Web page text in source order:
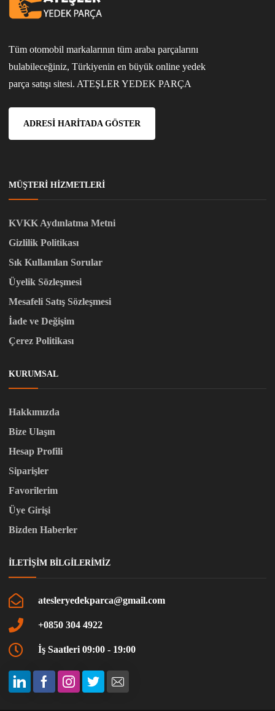
Tüm otomobil markalarının tüm araba parçalarını
bulabileceğiniz, Türkiyenin en büyük online yedek
parça satışı sitesi. ATEŞLER YEDEK PARÇA
ADRESI HARITADA GÖSTER
MÜŞTERI HIZMETLERI
KVKK Aydınlatma Metni
Gizlilik Politikası
Sık Kullanılan Sorular
Üyelik Sözleşmesi
Mesafeli Satış Sözleşmesi
İade ve Değişim
Çerez Politikası
KURUMSAL
Hakkımızda
Bize Ulaşın
Hesap Profili
Siparişler
Favorilerim
Üye Girişi
Bizden Haberler
İLETIŞIM BILGILERIMIZ
atesleryedekparca@gmail.com
+0850 304 4922
İş Saatleri 09:00 - 19:00